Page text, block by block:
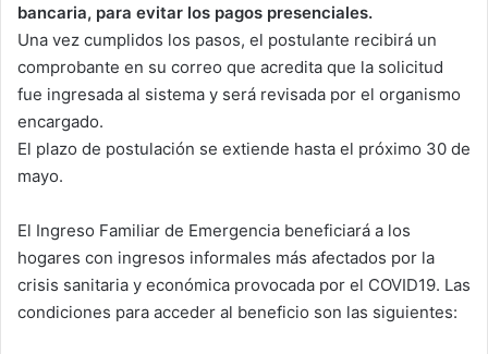
bancaria, para evitar los pagos presenciales.
Una vez cumplidos los pasos, el postulante recibirá un
comprobante en su correo que acredita que la solicitud
fue ingresada al sistema y será revisada por el organismo
encargado.
El plazo de postulación se extiende hasta el próximo 30 de
mayo.
El Ingreso Familiar de Emergencia beneficiará a los
hogares con ingresos informales más afectados por la
crisis sanitaria y económica provocada por el COVID19. Las
condiciones para acceder al beneficio son las siguientes: